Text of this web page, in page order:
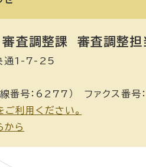
査調整課 審査調整担
通1-7-25
番号：6277） ファクス番
利用ください。
から